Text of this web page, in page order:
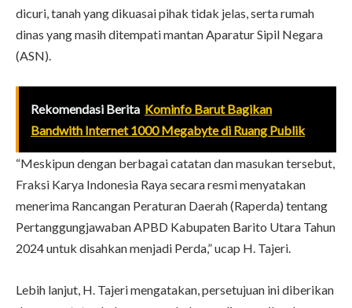
dicuri, tanah yang dikuasai pihak tidak jelas, serta rumah
dinas yang masih ditempati mantan Aparatur Sipil Negara
(ASN).
Rekomendasi Berita Kominfo Barut Bagikan
Bandwith Internet 1000 Megabyte di Ruang Publik
“Meskipun dengan berbagai catatan dan masukan tersebut,
Fraksi Karya Indonesia Raya secara resmi menyatakan
menerima Rancangan Peraturan Daerah (Raperda) tentang
Pertanggungjawaban APBD Kabupaten Barito Utara Tahun
2024 untuk disahkan menjadi Perda,” ucap H. Tajeri.
Lebih lanjut, H. Tajeri mengatakan, persetujuan ini diberikan